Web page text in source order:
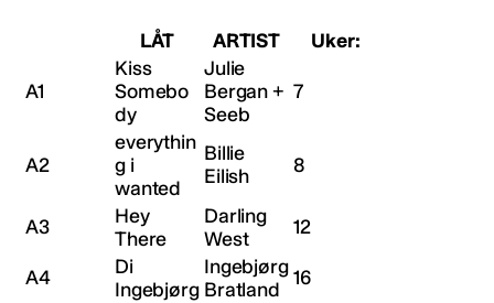
LÅT ARTIST Uker:
A1
Kiss
Somebo
dy
Julie
Bergan +
Seeb
7
A2
everythin
g i
wanted
Billie
Eilish
8
A3
Hey
There
Darling
West
12
A4
Di
Ingebjørg
Ingebjørg
Bratland 16